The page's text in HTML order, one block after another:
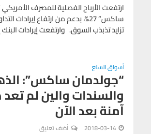
ارتفعت الأرباح الفصلية للمصرف
ساكس” 27%، بدعم من ارتفاع إيرادات
تزايد تذبذب السوق. وارتفعت إيرادات البنك
أسواق السلع
“جولدمان ساكس”:
والسندات والين لم
آمنة بعد الآن
2018-03-14 أضف تعليق